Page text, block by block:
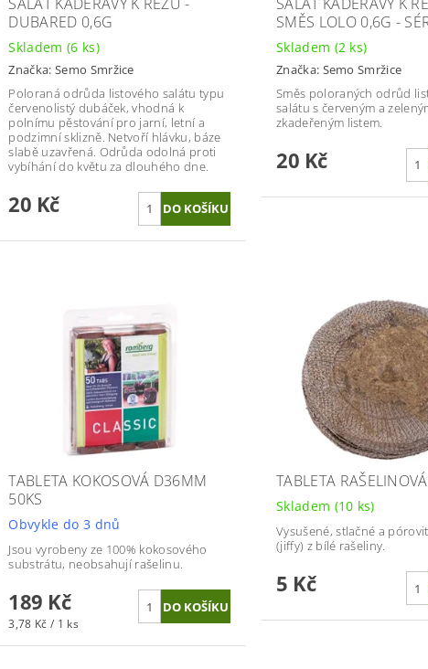
DUBARED 0,6G
Skladem (6 ks)
Značka: Semo Smržice
Poloraná odrůda listového salátu typu
červenolistý dubáček, vhodná k
polnímu pěstování pro jarní, letní a
podzimní sklizně. Netvoří hlávku, báze
slabě uzavřená. Odrůda odolná proti
vybíhání do květu za dlouhého dne.
20 Kč
SMĚS LOLO 0,6G -
Skladem (2 ks)
Značka: Semo Smržice
Směs poloraných odrůd
salátu s červeným a
zkadeřeným listem.
20 Kč
TABLETA KOKOSOVÁ D36MM
50KS
Obvykle do 3 dnů
Jsou vyrobeny ze 100% kokosového
substrátu, neobsahují rašelinu.
189 Kč
3,78 Kč / 1 ks
TABLETA
Skladem (10 ks)
Vysušené, stlačné a
(jiffy) z bílé rašeliny.
5 Kč